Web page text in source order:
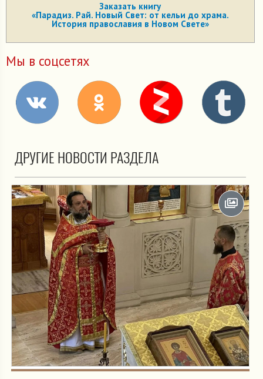
Заказать книгу
«Парадиз. Рай. Новый Свет: от кельи до храма.
История православия в Новом Свете»
Мы в соцсетях
ДРУГИЕ НОВОСТИ РАЗДЕЛА